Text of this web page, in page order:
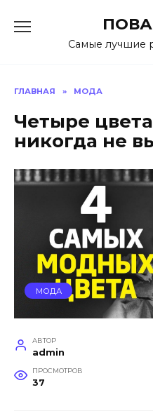
содержаниюСамые лучшие
ГЛАВНАЯ » МОДА
Четыре
никогда не
МОДА
АВТОР
admin
ПРОСМОТРОВ
37